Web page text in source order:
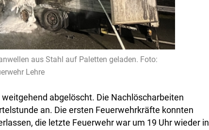
aus Stahl auf Paletten geladen. Foto:
Lehre
abgelöscht. Die Nachlöscharbeiten
an. Die ersten Feuerwehrkräfte konnten
die letzte Feuerwehr war um 19 Uhr wieder in